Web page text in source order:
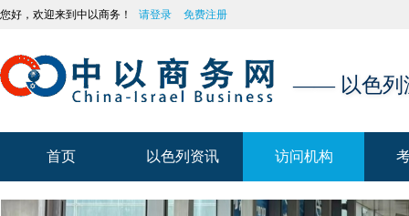
您好，欢迎来到中以商务！ 请登录 免费注册
—— 以色列
首页
首页
以色列资讯
以色列资讯
访问机构
访问机构